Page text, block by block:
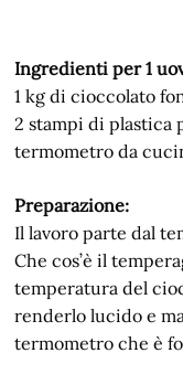
Ingredienti per 1
1 kg di cioccolato
2 stampi di plastica
termometro da
Preparazione:
Il lavoro parte dal
Che cos’è il
temperatura del
renderlo lucido e
termometro che è